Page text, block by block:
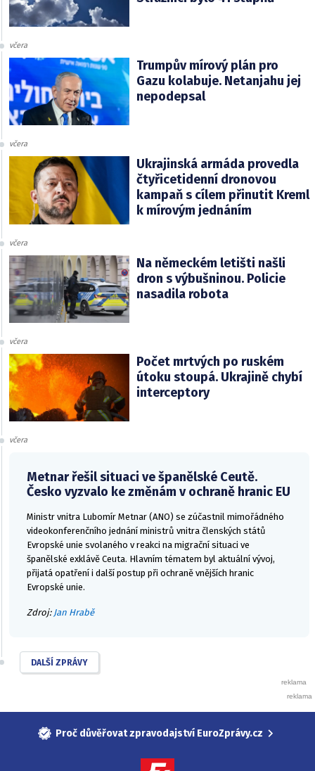
včera
Trumpův mírový plán pro
Gazu kolabuje. Netanjahu jej
nepodepsal
včera
Ukrajinská armáda provedla
čtyřicetidenní dronovou
kampaň s cílem přinutit Kreml
k mírovým jednáním
včera
Na německém letišti našli
dron s výbušninou. Policie
nasadila robota
včera
Počet mrtvých po ruském
útoku stoupá. Ukrajině chybí
interceptory
včera
Metnar řešil situaci ve španělské Ceutě.
Česko vyzvalo ke změnám v ochraně hranic EU
Ministr vnitra Lubomír Metnar (ANO) se zúčastnil mimořádného
videokonferenčního jednání ministrů vnitra členských států
Evropské unie svolaného v reakci na migrační situaci ve
španělské exklávě Ceuta. Hlavním tématem byl aktuální vývoj,
přijatá opatření i další postup při ochraně vnějších hranic
Evropské unie.
Zdroj: Jan Hrabě
DALŠÍ ZPRÁVY
Proč důvěřovat zpravodajství EuroZprávy.cz